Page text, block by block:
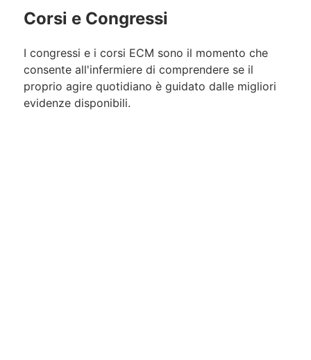
Corsi e Congressi
I congressi e i corsi ECM sono il momento che
consente all'infermiere di comprendere se il
proprio agire quotidiano è guidato dalle migliori
evidenze disponibili.